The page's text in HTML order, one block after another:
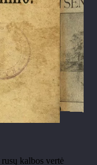
kalbos vertė